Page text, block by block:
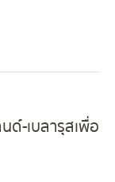
ด์-เบลารุสเพื่อ